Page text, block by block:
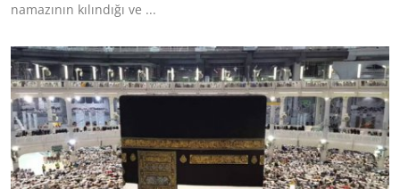
namazının kılındığı ve ...